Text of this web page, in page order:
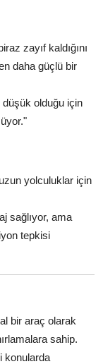
zayıf kaldığını
daha güçlü bir
düşük olduğu için
yolculuklar için
sağlıyor, ama
tepkisi
bir araç olarak
sahip.
konularda